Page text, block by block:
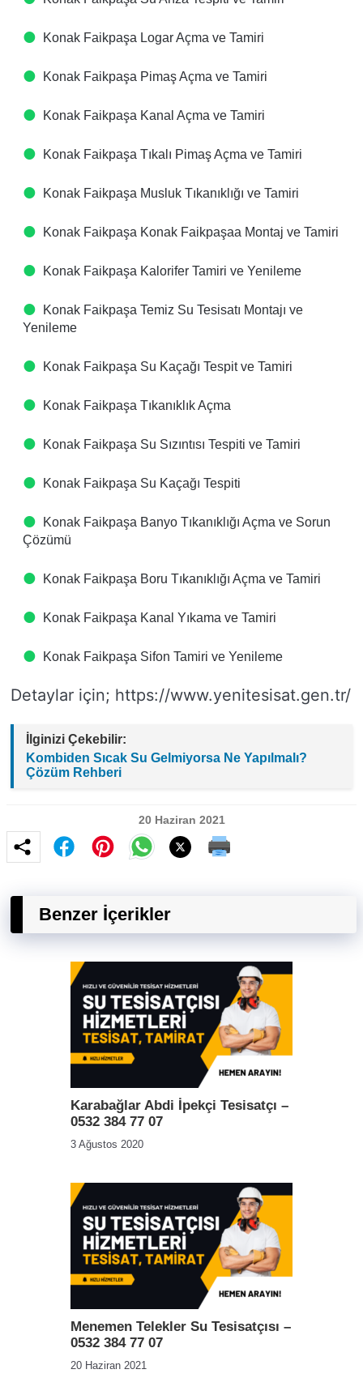
Konak Faikpaşa Logar Açma ve Tamiri
Konak Faikpaşa Pimaş Açma ve Tamiri
Konak Faikpaşa Kanal Açma ve Tamiri
Konak Faikpaşa Tıkalı Pimaş Açma ve Tamiri
Konak Faikpaşa Musluk Tıkanıklığı ve Tamiri
Konak Faikpaşa Konak Faikpaşaa Montaj ve Tamiri
Konak Faikpaşa Kalorifer Tamiri ve Yenileme
Konak Faikpaşa Temiz Su Tesisatı Montajı ve
Yenileme
Konak Faikpaşa Su Kaçağı Tespit ve Tamiri
Konak Faikpaşa Tıkanıklık Açma
Konak Faikpaşa Su Sızıntısı Tespiti ve Tamiri
Konak Faikpaşa Su Kaçağı Tespiti
Konak Faikpaşa Banyo Tıkanıklığı Açma ve Sorun
Çözümü
Konak Faikpaşa Boru Tıkanıklığı Açma ve Tamiri
Konak Faikpaşa Kanal Yıkama ve Tamiri
Konak Faikpaşa Sifon Tamiri ve Yenileme
Detaylar için; https://www.yenitesisat.gen.tr/
İlginizi Çekebilir:
Kombiden Sıcak Su Gelmiyorsa Ne Yapılmalı?
Çözüm Rehberi
20 Haziran 2021
Benzer İçerikler
Karabağlar Abdi İpekçi Tesisatçı –
0532 384 77 07
3 Ağustos 2020
Menemen Telekler Su Tesisatçısı –
0532 384 77 07
20 Haziran 2021